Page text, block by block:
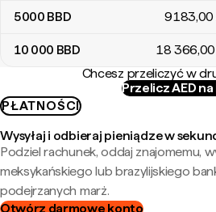
5000 BBD 9183,00
10 000 BBD 18 366,00
Chcesz przeliczyć w
Przelicz AED na
PŁATNOŚCI
Wysyłaj i odbieraj pieniądze w
Podziel rachunek, oddaj znajomemu,
meksykańskiego lub brazylijskiego
podejrzanych marż.
Otwórz darmowe konto